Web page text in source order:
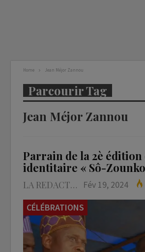
Home Jean Méjor Zannou
Parcourir Tag
Jean Méjor Zannou
Parrain de la 2è édition
identitaire « Sô-Zounko
LA REDACTION Fév 19, 2024
CÉLÉBRATIONS